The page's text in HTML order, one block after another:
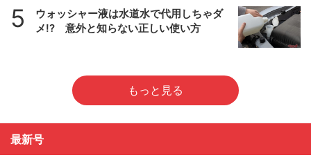
5
ウォッシャー液は水道水で代用しちゃダ
メ!? 意外と知らない正しい使い方
もっと見る
最新号